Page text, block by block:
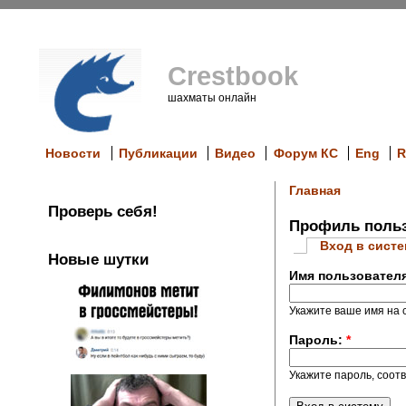
Crestbook
шахматы онлайн
Новости Публикации Видео Форум КС Eng
Проверь себя!
Новые шутки
Главная
Профиль
Вход в
Имя
Укажите ваше имя на
Пароль: *
Укажите пароль,